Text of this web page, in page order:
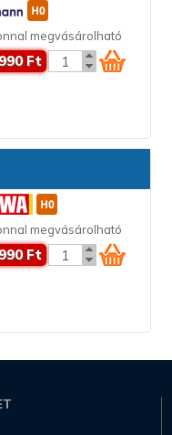
megvásárolható
Ft
megvásárolható
Ft